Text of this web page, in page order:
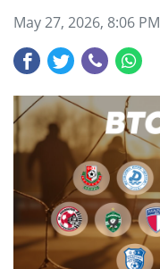
May 27, 2026, 8:06 PM